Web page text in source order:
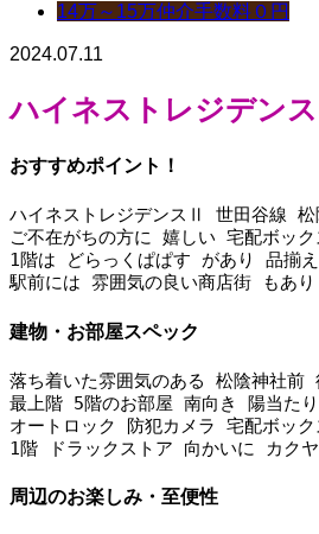
14万～15万仲介手数料０円
2024.07.11
ハイネストレジデン
おすすめポイント！
ハイネストレジデンスⅡ 世田谷線
ご不在がちの方に 嬉しい 宅配ボッ
1階は どらっくぱぱす があり 品揃
駅前には 雰囲気の良い商店街 もあ
建物・お部屋スペック
落ち着いた雰囲気のある 松陰神社
最上階 5階のお部屋 南向き 陽当た
オートロック 防犯カメラ 宅配ボッ
1階 ドラックストア 向かいに カク
周辺のお楽しみ・至便性